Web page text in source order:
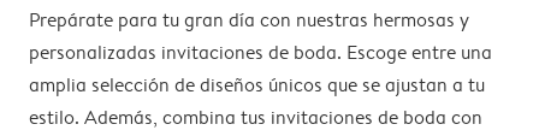
Prepárate para tu gran día con nuestras hermosas y
personalizadas invitaciones de boda. Escoge entre una
amplia selección de diseños únicos que se ajustan a tu
estilo. Además, combina tus invitaciones de boda con